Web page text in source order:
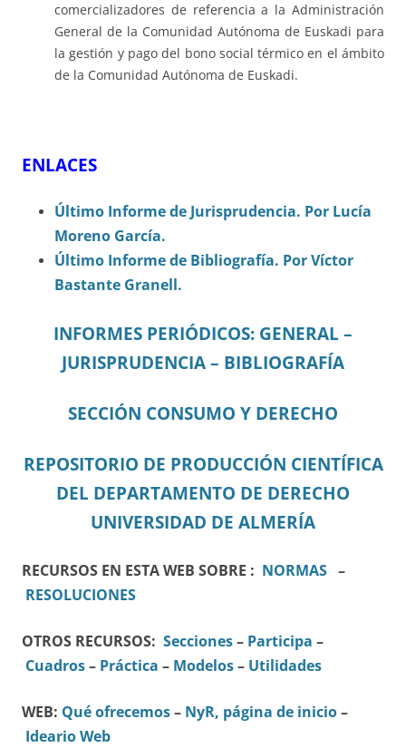
comercializadores de referencia a la Administración
General de la Comunidad Autónoma de Euskadi para
la gestión y pago del bono social térmico en el ámbito
de la Comunidad Autónoma de Euskadi.
ENLACES
Último Informe de Jurisprudencia. Por Lucía
Moreno García.
Último Informe de Bibliografía. Por Víctor
Bastante Granell.
INFORMES PERIÓDICOS: GENERAL –
JURISPRUDENCIA – BIBLIOGRAFÍA
SECCIÓN CONSUMO Y DERECHO
REPOSITORIO DE PRODUCCIÓN CIENTÍFICA
DEL DEPARTAMENTO DE DERECHO
UNIVERSIDAD DE ALMERÍA
RECURSOS EN ESTA WEB SOBRE : NORMAS –
RESOLUCIONES
OTROS RECURSOS: Secciones– Participa –
Cuadros– Práctica – Modelos– Utilidades
WEB: Qué ofrecemos– NyR, página de inicio–
Ideario Web